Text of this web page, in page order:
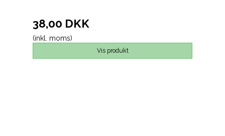
38,00 DKK
(inkl. moms)
Vis produkt